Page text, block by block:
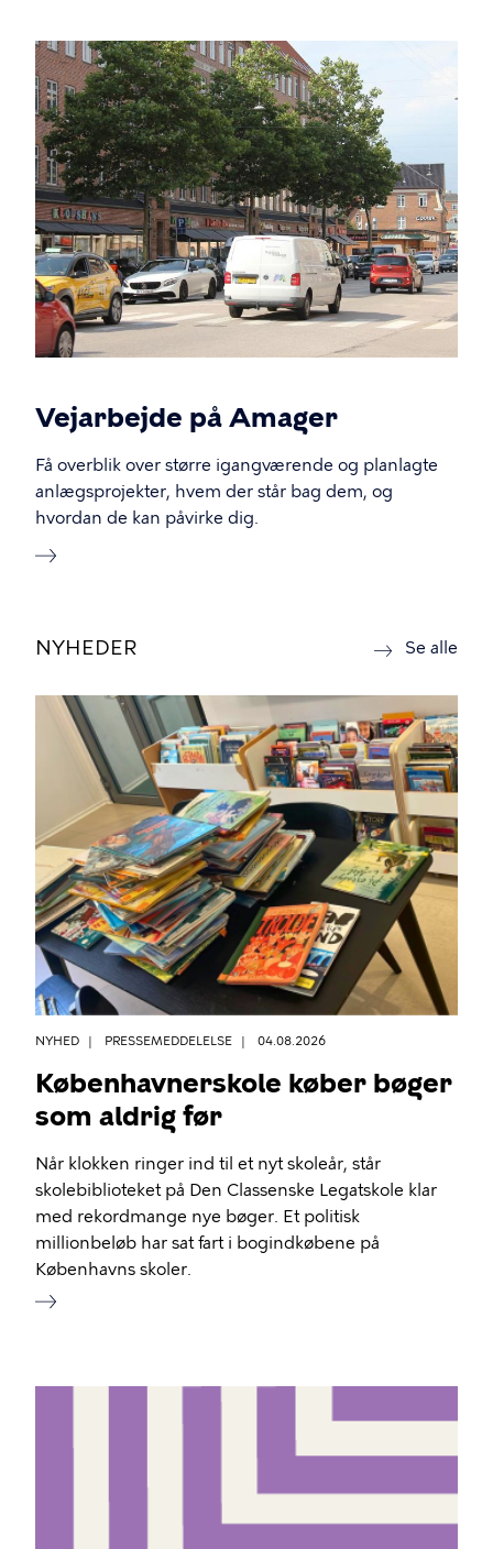
Vejarbejde på Amager
Få overblik over større igangværende og planlagte
anlægsprojekter, hvem der står bag dem, og
hvordan de kan påvirke dig.
NYHEDER Se alle
NYHED PRESSEMEDDELELSE 04.08.2026
Københavnerskole køber bøger
som aldrig før
Når klokken ringer ind til et nyt skoleår, står
skolebiblioteket på Den Classenske Legatskole klar
med rekordmange nye bøger. Et politisk
millionbeløb har sat fart i bogindkøbene på
Københavns skoler.